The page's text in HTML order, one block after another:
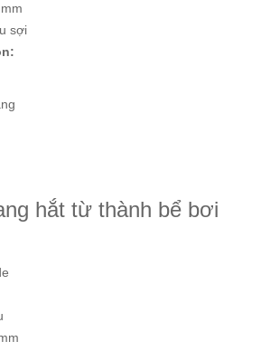
sợi
hắt từ thành bể bơi